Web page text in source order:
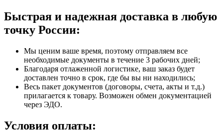
Быстрая и надежная доставка в любую
точку России:
Мы ценим ваше время, поэтому отправляем все
необходимые документы в течение 3 рабочих дней;
Благодаря отлаженной логистике, ваш заказ будет
доставлен точно в срок, где бы вы ни находились;
Весь пакет документов (договоры, счета, акты и т.д.)
прилагается к товару. Возможен обмен документацией
через ЭДО.
Условия оплаты: